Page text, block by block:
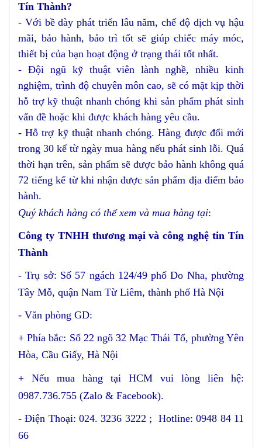
Tín Thành?
- Với bề dày phát triển lâu năm, chế độ dịch vụ hậu
mãi, bảo hành, bảo trì tốt sẽ giúp chiếc máy móc,
thiết bị của bạn hoạt động ở trạng thái tốt nhất.
- Đội ngũ kỹ thuật viên lành nghề, nhiều kinh
nghiệm, trình độ chuyên môn cao, sẽ có mặt kịp thời
hỗ trợ kỹ thuật nhanh chóng khi sản phẩm phát sinh
vấn đề hoặc khi được khách hàng yêu cầu.
- Hỗ trợ kỹ thuật nhanh chóng. Hàng được đổi mới
trong 30 kể từ ngày mua hàng nếu phát sinh lỗi. Quá
thời hạn trên, sản phẩm sẽ được bảo hành không quá
72 tiếng kể từ khi nhận được sản phẩm địa điểm bảo
hành.
Quý khách hàng có thể xem và mua hàng tại:
Công ty TNHH thương mại và công nghệ tin Tín
Thành
- Trụ sở: Số 57 ngách 124/49 phố Do Nha, phường
Tây Mỗ, quận Nam Từ Liêm, thành phố Hà Nội
- Văn phòng GD:
+ Phía bắc: Số 22 ngõ 32 Mạc Thái Tổ, phường Yên
Hòa, Cầu Giấy, Hà Nội
+ Nếu mua hàng tại HCM vui lòng liên hệ:
0987.736.755 (Zalo & Facebook).
- Điện Thoại: 024. 3236 3222 ; Hotline: 0948 84 11
66